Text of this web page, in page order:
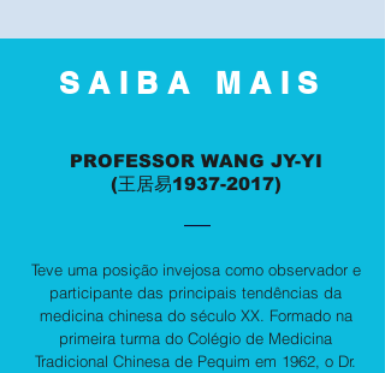
SAIBA MAIS
PROFESSOR WANG JY-YI
(王居易1937-2017)
Teve uma posição invejosa como observador e
participante das principais tendências da
medicina chinesa do século XX. Formado na
primeira turma do Colégio de Medicina
Tradicional Chinesa de Pequim em 1962, o Dr.